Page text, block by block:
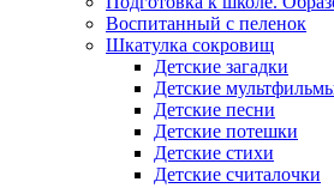
Воспитанный с пеленок
Шкатулка сокровищ
Детские загадки
Детские
Детские песни
Детские потешки
Детские стихи
Детские считалочки